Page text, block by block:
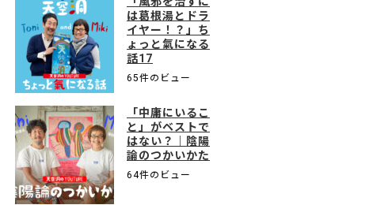
は葛根湯とドラ
イヤー！？」ち
ょっと氣になる
話17
65件のビュー
「中庸にいるこ
と」がベストで
はない？｜陰陽
論のつかいかた
64件のビュー